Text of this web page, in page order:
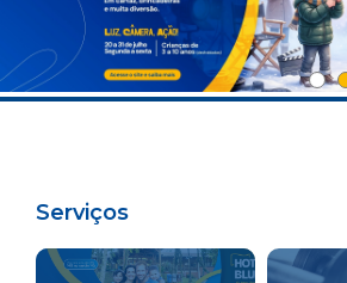
Serviços